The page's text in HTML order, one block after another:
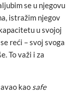
se u njegovu
istražim njegov
u svojoj
reći – svoj svoga
To važi i za
kao safe